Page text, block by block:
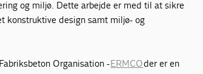
og miljø. Dette arbejde er med til at sikre
konstruktive design samt miljø- og
Organisation -ERMCOder er en